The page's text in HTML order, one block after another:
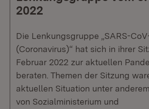
2022
Die Lenkungsgruppe „SARS-
(Coronavirus)“ hat sich in ihrer
Februar 2022 zur aktuellen
beraten. Themen der Sitzung
aktuellen Situation unter
von Sozialministerium und